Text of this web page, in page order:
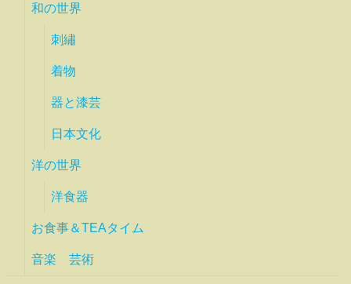
和の世界
刺繡
着物
器と漆芸
日本文化
洋の世界
洋食器
お食事＆TEAタイム
音楽 芸術